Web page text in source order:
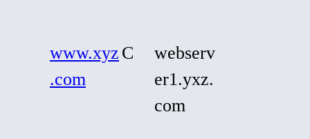
www.xyz
.com
C
webserv
er1.yxz.
com